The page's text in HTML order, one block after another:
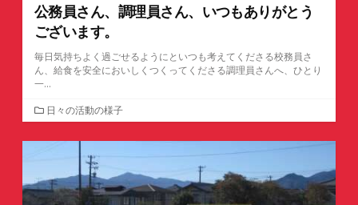
公務員さん、調理員さん、いつもありがとう
ございます。
毎日気持ちよく過ごせるようにといつも考えてくださる校務員さ
ん、給食を安全においしくつくってくださる調理員さんへ、ひとり
一...
カ
テ
ゴ
日々の活動の様子